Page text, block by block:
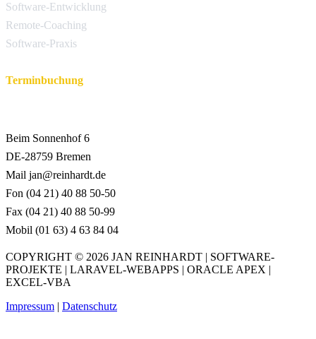
Software-Entwicklung
Remote-Coaching
Software-Praxis
Terminbuchung
Beim Sonnenhof 6
DE-28759 Bremen
Mail jan@reinhardt.de
Fon (04 21) 40 88 50-50
Fax (04 21) 40 88 50-99
Mobil (01 63) 4 63 84 04
COPYRIGHT © 2026 JAN REINHARDT | SOFTWARE-
PROJEKTE | LARAVEL-WEBAPPS | ORACLE APEX |
EXCEL-VBA
Impressum | Datenschutz